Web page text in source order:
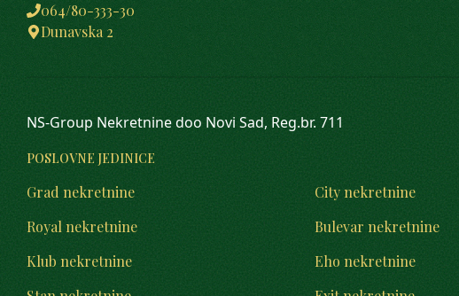
064/80-333-30
Dunavska 2
NS-Group Nekretnine doo Novi Sad, Reg.br. 711
POSLOVNE JEDINICE
Grad nekretnine City nekretnine
Royal nekretnine
Bulevar nekretnine
Klub nekretnine
Eho nekretnine